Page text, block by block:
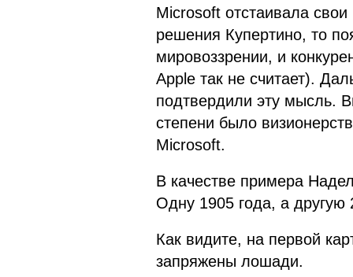
Microsoft отстаивала
решения Купертино, то
мировоззрении, и
Apple так не считает).
подтвердили эту мысль.
степени было
Microsoft.
В качестве примера
Одну 1905 года, а другую
Как видите, на первой
запряжены лошади.